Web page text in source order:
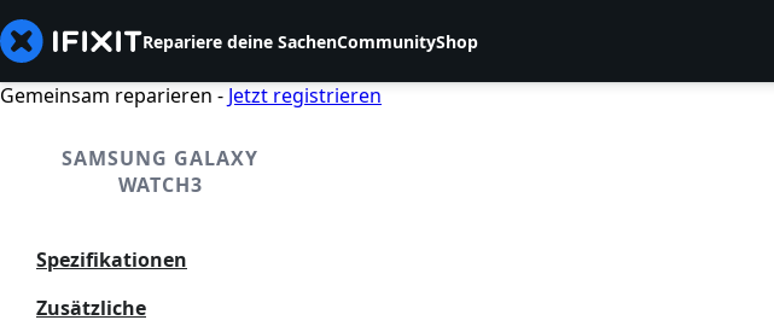
Repariere deine SachenCommunityShop
Gemeinsam reparieren - Jetzt registrieren
SAMSUNG GALAXY
WATCH3
Spezifikationen
Zusätzliche